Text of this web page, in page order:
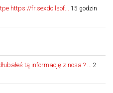
https://fr.sexdollsof...
15 godzin
tą informację z nosa ? ...
2